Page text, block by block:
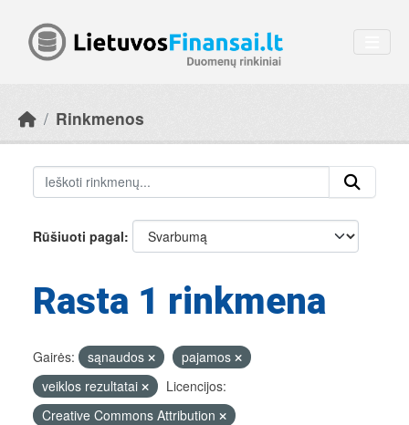
Rinkmenos
Rūšiuoti pagal
Rasta 1 rinkmena
Gairės: sąnaudos
pajamos
veiklos rezultatai
Licencijos:
Creative Commons Attribution